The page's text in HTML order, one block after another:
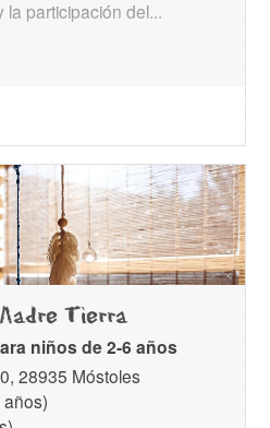
participación del...
Tierra
niños de 2-6 años
28935 Móstoles